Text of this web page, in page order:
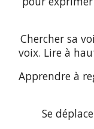
Chercher sa
voix. Lire à
Apprendre à
Se